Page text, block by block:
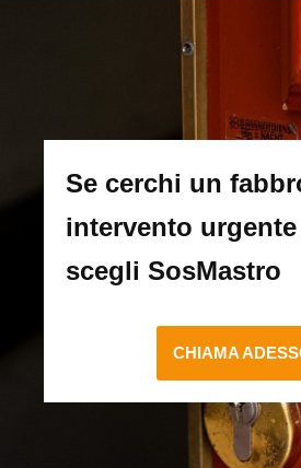
Se cerchi un
intervento
scegli SosMastro
CHIAMA